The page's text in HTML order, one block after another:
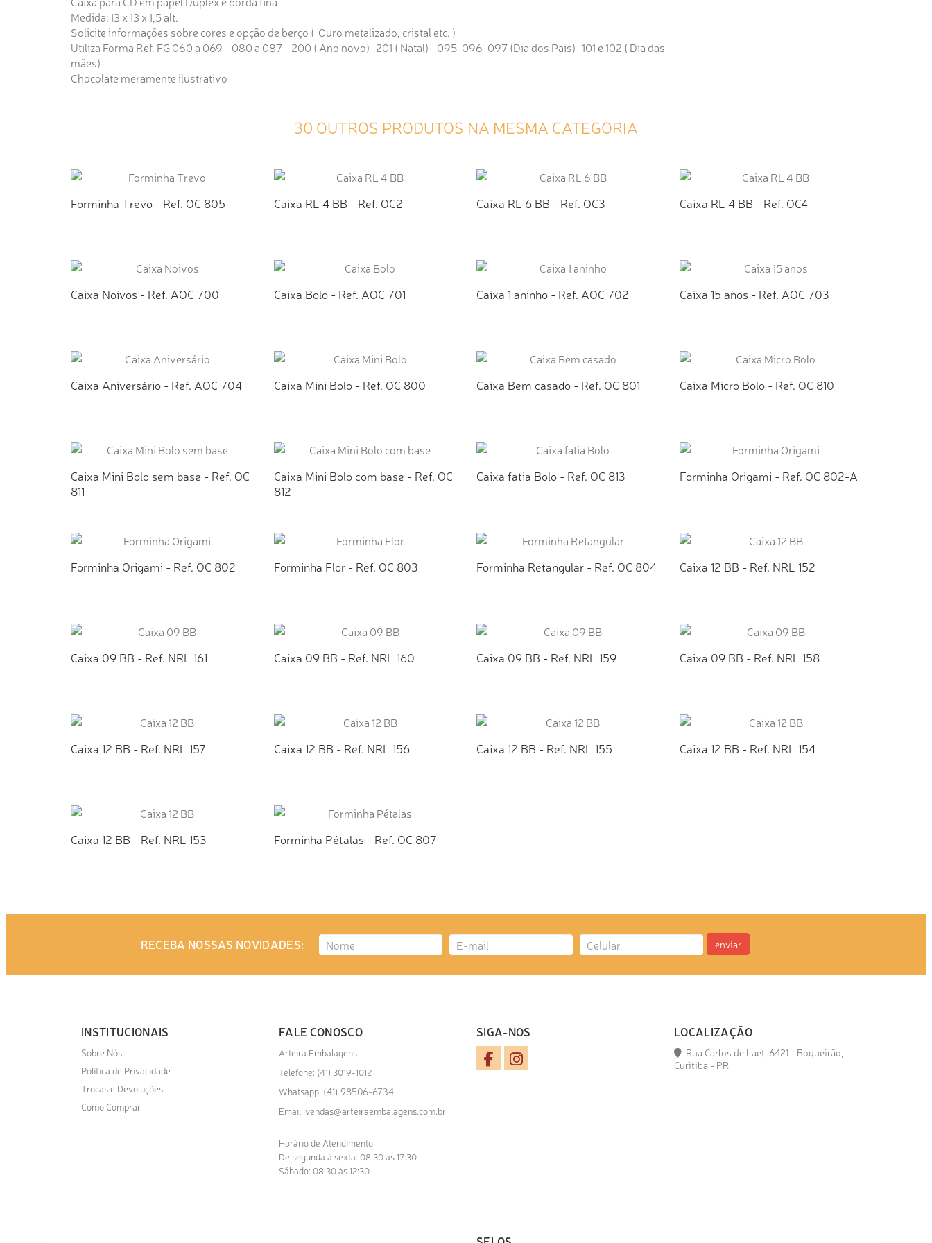
Medida: 13 x 13 x 1,5 alt.
Solicite informações sobre cores e opção de berço ( Ouro metalizado, cristal etc. )
Utiliza Forma Ref. FG 060 a 069 - 080 a 087 - 200 ( Ano novo) 201 ( Natal) 095-096-097 (Dia dos Pais) 101 e 102 ( Dia das
mães)
Chocolate meramente ilustrativo
30 OUTROS PRODUTOS NA MESMA CATEGORIA
Forminha Trevo - Ref. OC 805 Caixa RL 4 BB - Ref. OC2 Caixa RL 6 BB - Ref. OC3 Caixa RL 4 BB - Ref. OC4
Caixa Noivos - Ref. AOC 700 Caixa Bolo - Ref. AOC 701 Caixa 1 aninho - Ref. AOC 702 Caixa 15 anos - Ref. AOC 703
Caixa Aniversário - Ref. AOC 704 Caixa Mini Bolo - Ref. OC 800 Caixa Bem casado - Ref. OC 801 Caixa Micro Bolo - Ref. OC 810
Caixa Mini Bolo sem base - Ref. OC
811
Caixa Mini Bolo com base - Ref. OC
812
Caixa fatia Bolo - Ref. OC 813 Forminha Origami - Ref. OC 802-A
Forminha Origami - Ref. OC 802 Forminha Flor - Ref. OC 803 Forminha Retangular - Ref. OC 804 Caixa 12 BB - Ref. NRL 152
Caixa 09 BB - Ref. NRL 161 Caixa 09 BB - Ref. NRL 160 Caixa 09 BB - Ref. NRL 159 Caixa 09 BB - Ref. NRL 158
Caixa 12 BB - Ref. NRL 157 Caixa 12 BB - Ref. NRL 156 Caixa 12 BB - Ref. NRL 155 Caixa 12 BB - Ref. NRL 154
Caixa 12 BB - Ref. NRL 153 Forminha Pétalas - Ref. OC 807
RECEBA NOSSAS NOVIDADES: enviar
INSTITUCIONAIS
Sobre Nós
Política de Privacidade
Trocas e Devoluções
Como Comprar
FALE CONOSCO
Arteira Embalagens
Telefone: (41) 3019-1012
Whatsapp: (41) 98506-6734
Email: vendas@arteiraembalagens.com.br
Horário de Atendimento:
De segunda à sexta: 08:30 às 17:30
Sábado: 08:30 às 12:30
SIGA-NOS LOCALIZAÇÃO
Rua Carlos de Laet, 6421 - Boqueirão,
Curitiba - PR